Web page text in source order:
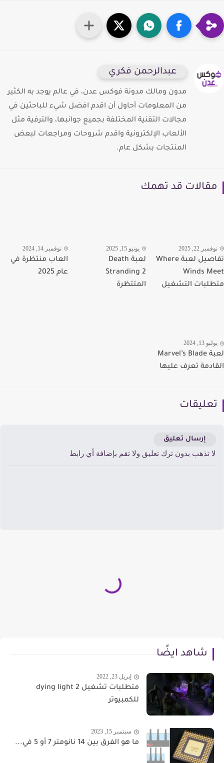
عبدالرحمن فكري
مدون ومالك مدونة فوكس عدن، في عالم يوجد به الكثير
من المعلومات أحاول أن اقدم افضل شيء للباحثين في
مجالات التقنية المختلفة بجميع جوانبها، والترفية مثل
الألعاب الإلكترونية واقدم شروحات ومراجعات لبعض
المنتجات بشكل عام.
قد تهمك
22, 2025
تفاصيل لعبة Where
Winds
التشغيل
يونيو 15, 2025
لعبة Death
Stranding 2
المتتظرة
نوفمبر 14, 2024
العاب منتظرة في
عام 2025
13, 2024
لعبة Marvel’s Blade
تعرف عليها
إرسال تعليق
تذهب بدون ترك تعليق ولا تقم بإضافة أي رابط
شاهد ايضًا
إبريل 23, 2022
متطلبات تشغيل dying light 2
للكمبيوتر
سبتمبر 15, 2023
ما هو الفرق بين 14 نانومتر 7 أو 5 في...